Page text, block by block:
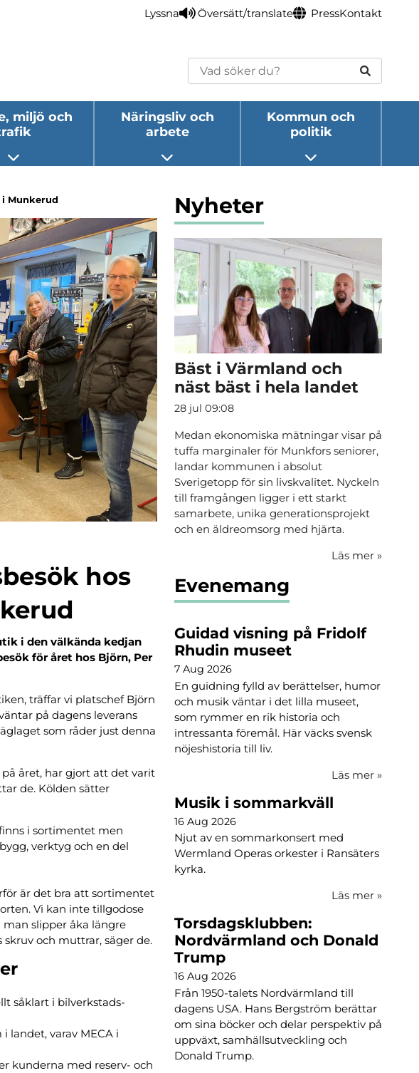
Lyssna Översätt/translate PressKontakt
Sök
miljö och
Öppna undermeny
Näringsliv och
arbete
Öppna undermeny
Kommun och
politik
Öppna undermeny
Munkerud
hos
i den välkända kedjan
för året hos Björn, Per
träffar vi platschef Björn
på dagens leverans
som råder just denna
året, har gjort att det varit
de. Kölden sätter
i sortimentet men
verktyg och en del
är det bra att sortimentet
Vi kan inte tillgodose
slipper åka längre
skruv och muttrar, säger de.
såklart i bilverkstads-
landet, varav MECA i
kunderna med reserv- och
Nyheter
Bäst i Värmland och
näst bäst i hela landet
28 jul 09:08
Medan ekonomiska mätningar visar på
tuffa marginaler för Munkfors seniorer,
landar kommunen i absolut
Sverigetopp för sin livskvalitet. Nyckeln
till framgången ligger i ett starkt
samarbete, unika generationsprojekt
och en äldreomsorg med hjärta.
Läs mer »
Evenemang
Guidad visning på Fridolf
Rhudin museet
7 Aug 2026
En guidning fylld av berättelser, humor
och musik väntar i det lilla museet,
som rymmer en rik historia och
intressanta föremål. Här väcks svensk
nöjeshistoria till liv.
Läs mer »
Musik i sommarkväll
16 Aug 2026
Njut av en sommarkonsert med
Wermland Operas orkester i Ransäters
kyrka.
Läs mer »
Torsdagsklubben:
Nordvärmland och Donald
Trump
16 Aug 2026
Från 1950-talets Nordvärmland till
dagens USA. Hans Bergström berättar
om sina böcker och delar perspektiv på
uppväxt, samhällsutveckling och
Donald Trump.